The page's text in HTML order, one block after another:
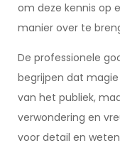
om deze kennis op
manier over te
De professionele
begrijpen dat
van het publiek,
verwondering en
voor detail en